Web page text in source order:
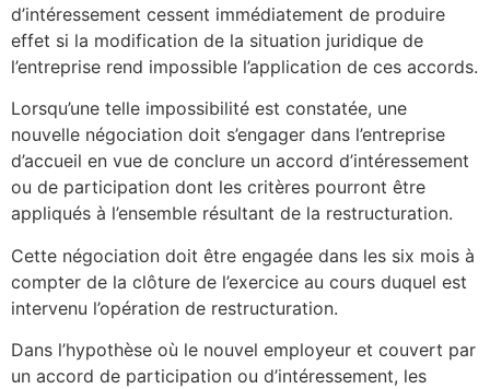
d’intéressement cessent immédiatement de produire
effet si la modification de la situation juridique de
l’entreprise rend impossible l’application de ces accords.
Lorsqu’une telle impossibilité est constatée, une
nouvelle négociation doit s’engager dans l’entreprise
d’accueil en vue de conclure un accord d’intéressement
ou de participation dont les critères pourront être
appliqués à l’ensemble résultant de la restructuration.
Cette négociation doit être engagée dans les six mois à
compter de la clôture de l’exercice au cours duquel est
intervenu l’opération de restructuration.
Dans l’hypothèse où le nouvel employeur et couvert par
un accord de participation ou d’intéressement, les